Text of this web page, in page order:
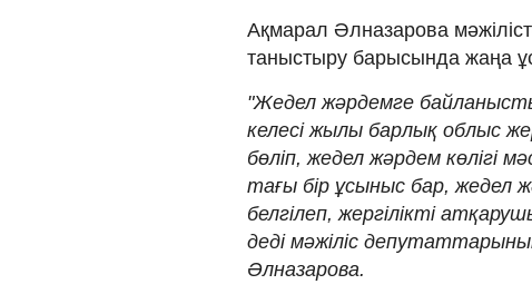
Ақмарал Әлназарова
таныстыру барысында жаңа
"Жедел жәрдемге
келесі жылы барлық облыс
бөліп, жедел жәрдем көлігі
тағы бір ұсыныс бар, жедел
белгілеп, жергілікті
деді мәжіліс
Әлназарова.